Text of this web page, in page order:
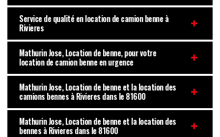
Service de qualité en location de camion benne à
Rivieres
Mathurin Jose, Location de benne, pour votre
location de camion benne en urgence
Mathurin Jose, Location de benne et la location des
camions bennes à Rivieres dans le 81600
Mathurin Jose, Location de benne et la location des
bennes à Rivieres dans le 81600